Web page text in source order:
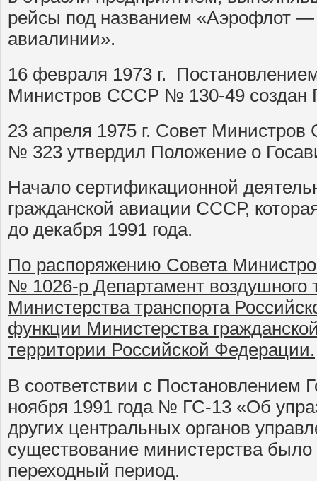
рейсы под названием «Аэрофлот —
авиалинии».
16 февраля 1973 г.
Министров СССР № 130-49 создан
23 апреля 1975 г. Совет
№ 323 утвердил Положение о
Начало сертификационной
гражданской авиации СССР,
до декабря 1991 года.
По распоряжению Совета
№ 1026-р Департамент воздушного
Министерства транспорта
функции Министерства
территории Российской Федерации.
В соответствии с Постановлением
ноября 1991 года № ГС-13 «Об
других центральных органов
существование министерства было
переходный период.